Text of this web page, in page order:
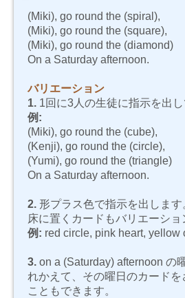
(Miki), go round the (spiral),
(Miki), go round the (square),
(Miki), go round the (diamond)
On a Saturday afternoon.
バリエーション
1. 1回に3人の生徒に指示を出し
例:
(Miki), go round the (cube),
(Kenji), go round the (circle),
(Yumi), go round the (triangle)
On a Saturday afternoon.
2. 形プラス色で指示を出します
床に置くカードもバリエーショ
例: red circle, pink heart, yellow
3. on a (Saturday) afternoon の
れかえて、その曜日のカード
こともできます。